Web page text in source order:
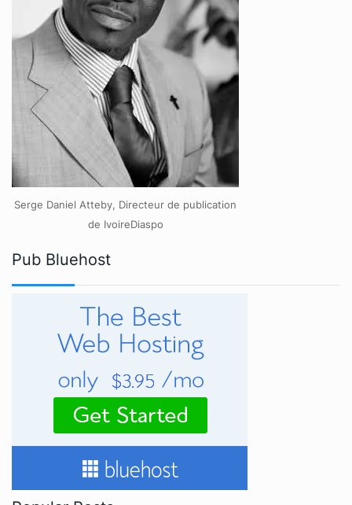
Serge Daniel Atteby, Directeur de publication
de IvoireDiaspo
Pub Bluehost